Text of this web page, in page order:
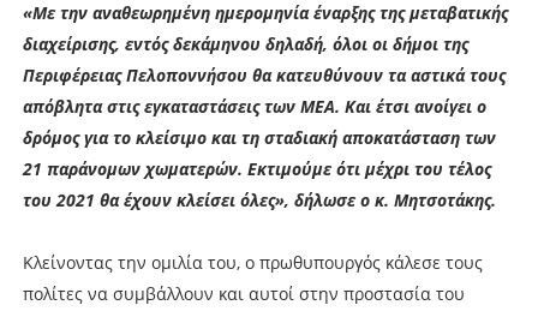
«Με την αναθεωρημένη ημερομηνία έναρξης της μεταβατικής
διαχείρισης, εντός δεκάμηνου δηλαδή, όλοι οι δήμοι της
Περιφέρειας Πελοποννήσου θα κατευθύνουν τα αστικά τους
απόβλητα στις εγκαταστάσεις των ΜΕΑ. Και έτσι ανοίγει ο
δρόμος για το κλείσιμο και τη σταδιακή αποκατάσταση των
21 παράνομων χωματερών. Εκτιμούμε ότι μέχρι του τέλος
του 2021 θα έχουν κλείσει όλες», δήλωσε ο κ. Μητσοτάκης.
Κλείνοντας την ομιλία του, ο πρωθυπουργός κάλεσε τους
πολίτες να συμβάλλουν και αυτοί στην προστασία του